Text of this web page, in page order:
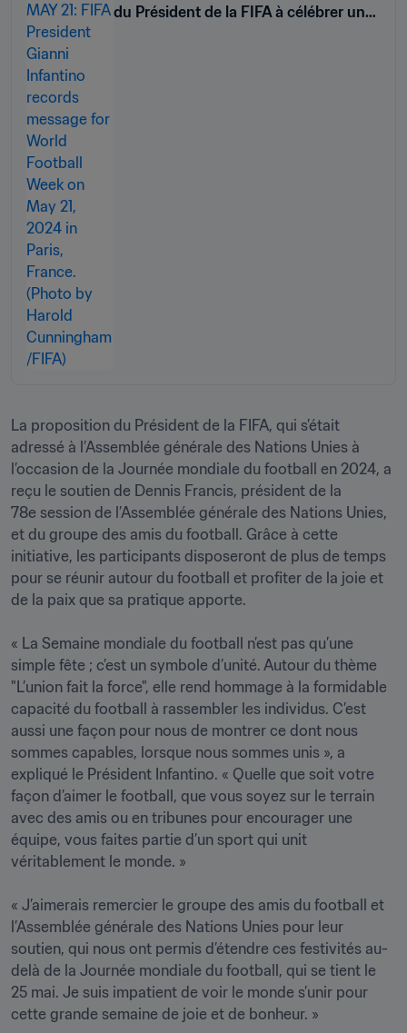
du Président de la FIFA à célébrer une
La proposition du Président de la FIFA, qui s’était
adressé à l’Assemblée générale des Nations Unies à
l’occasion de la Journée mondiale du football en 2024, a
reçu le soutien de Dennis Francis, président de la
78e session de l’Assemblée générale des Nations Unies,
et du groupe des amis du football. Grâce à cette
initiative, les participants disposeront de plus de temps
pour se réunir autour du football et profiter de la joie et
de la paix que sa pratique apporte.
« La Semaine mondiale du football n’est pas qu’une
simple fête ; c’est un symbole d’unité. Autour du thème
"L’union fait la force", elle rend hommage à la formidable
capacité du football à rassembler les individus. C’est
aussi une façon pour nous de montrer ce dont nous
sommes capables, lorsque nous sommes unis », a
expliqué le Président Infantino. « Quelle que soit votre
façon d’aimer le football, que vous soyez sur le terrain
avec des amis ou en tribunes pour encourager une
équipe, vous faites partie d’un sport qui unit
véritablement le monde. »
« J’aimerais remercier le groupe des amis du football et
l’Assemblée générale des Nations Unies pour leur
soutien, qui nous ont permis d’étendre ces festivités au-
delà de la Journée mondiale du football, qui se tient le
25 mai. Je suis impatient de voir le monde s’unir pour
cette grande semaine de joie et de bonheur. »